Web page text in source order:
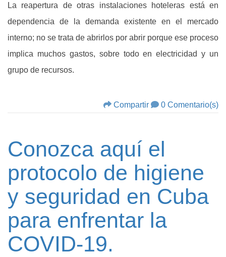
La reapertura de otras instalaciones hoteleras está en
dependencia de la demanda existente en el mercado
interno; no se trata de abrirlos por abrir porque ese proceso
implica muchos gastos, sobre todo en electricidad y un
grupo de recursos.
Compartir 0 Comentario(s)
Conozca aquí el
protocolo de higiene
y seguridad en Cuba
para enfrentar la
COVID-19.